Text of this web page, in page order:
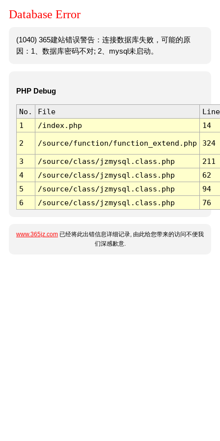
Database Error
(1040) 365建站错误警告：连接数据库失败，可能的原
因：1、数据库密码不对; 2、mysql未启动。
PHP Debug
No. File
Line
1
/index.php 14
2 /source/function/function_extend.php 324
3 /source/class/jzmysql.class.php
211
4
/source/class/jzmysql.class.php
62
5
/source/class/jzmysql.class.php
94
6
/source/class/jzmysql.class.php 76
www.365jz.com 已经将此出错信息详细记录, 由此给您带来的访问不便我
们深感歉意.